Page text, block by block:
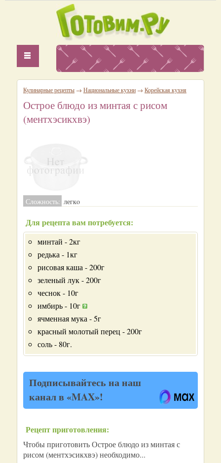
Кулинарные рецепты → Национальные кухни → Корейская кухня
Острое блюдо из минтая с рисом
(ментхэсикхвэ)
Сложность: легкo
Для рецепта вам потребуется:
минтай - 2кг
редька - 1кг
рисовая каша - 200г
зеленый лук - 200г
чеснок - 10г
имбирь - 10г
ячменная мука - 5г
красный молотый перец - 200г
соль - 80г.
Подписывайтесь на наш
канал в «MAX»!
Рецепт приготовления:
Чтобы приготовить Острое блюдо из минтая с
рисом (ментхэсикхвэ) необходимо...